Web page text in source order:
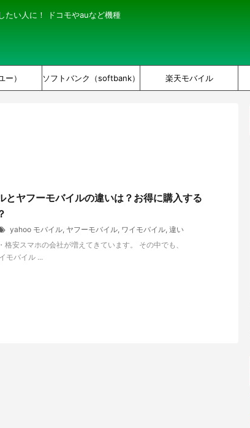
たい人に！ ドコモやauなど機種
ー） ソフトバンク（softbank） 楽天モバイル
とヤフーモバイルの違いは？お得に購入する
yahoo モバイル, ヤフーモバイル, ワイモバイル, 違い
格安スマホの会社が増えてきています。 その中でも、
モバイル ...